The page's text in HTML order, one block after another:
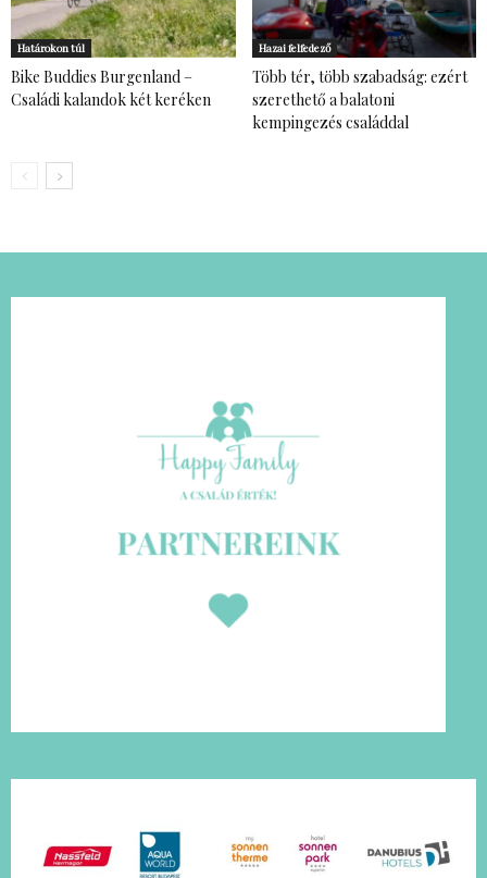
Határokon túl
Bike Buddies Burgenland –
Családi kalandok két keréken
Hazai felfedező
Több tér, több szabadság: ezért
szerethető a balatoni
kempingezés családdal